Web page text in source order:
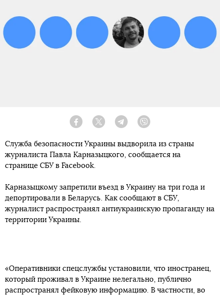
Facebook Twitter Telegram
Служба безопасности Украины выдворила из страны
журналиста Павла Карназыцкого, сообщается на
странице СБУ в Facebook.
Карназыцкому запретили въезд в Украину на три года и
депортировали в Беларусь. Как сообщают в СБУ,
журналист распространял антиукраинскую пропаганду на
территории Украины.
«Оперативники спецслужбы установили, что иностранец,
который проживал в Украине нелегально, публично
распространял фейковую информацию. В частности, во